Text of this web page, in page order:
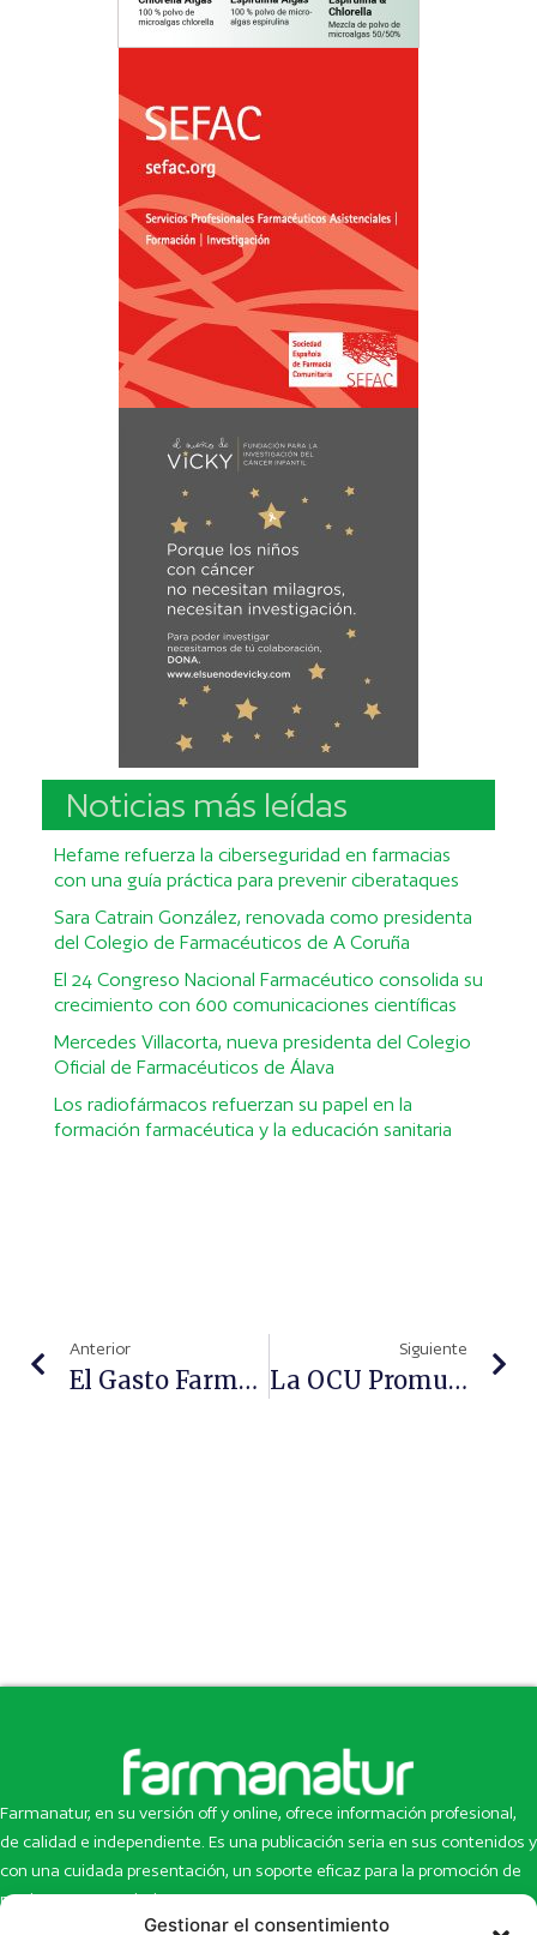
Gestionar el consentimiento
Noticias más leídas
Hefame refuerza la ciberseguridad en farmacias
con una guía práctica para prevenir ciberataques
Sara Catrain González, renovada como presidenta
del Colegio de Farmacéuticos de A Coruña
El 24 Congreso Nacional Farmacéutico consolida su
crecimiento con 600 comunicaciones científicas
Mercedes Villacorta, nueva presidenta del Colegio
Oficial de Farmacéuticos de Álava
Los radiofármacos refuerzan su papel en la
formación farmacéutica y la educación sanitaria
Anterior
El Gasto Farmacéutico Crece Un 5,9% En Extremadura En 2014
Siguiente
La OCU Promueve Una Campaña Contra La Medicalización Excesiva Por Colesterol
Farmanatur, en su versión off y online, ofrece información profesional,
de calidad e independiente. Es una publicación seria en sus contenidos y
con una cuidada presentación, un soporte eficaz para la promoción de
productos y novedades.